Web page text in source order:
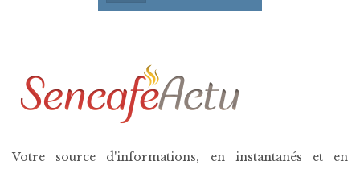
Votre source d'informations, en instantanés et en